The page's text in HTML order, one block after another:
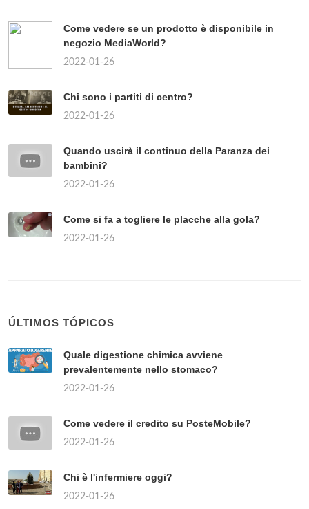
Come vedere se un prodotto è disponibile in
negozio MediaWorld?
2022-01-26
Chi sono i partiti di centro?
2022-01-26
Quando uscirà il continuo della Paranza dei
bambini?
2022-01-26
Come si fa a togliere le placche alla gola?
2022-01-26
ÚLTIMOS TÓPICOS
Quale digestione chimica avviene
prevalentemente nello stomaco?
2022-01-26
Come vedere il credito su PosteMobile?
2022-01-26
Chi è l'infermiere oggi?
2022-01-26